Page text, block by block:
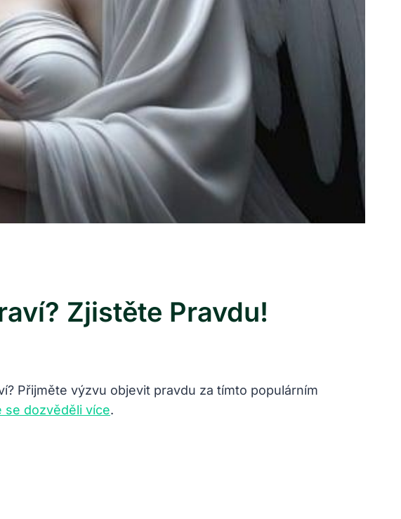
Zjistěte Pravdu!
Přijměte výzvu objevit pravdu za tímto populárním
se dozvěděli více.